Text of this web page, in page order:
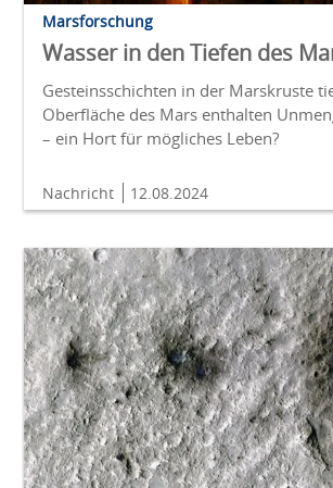
Marsforschung
Wasser in den Tiefen des
Gesteinsschichten in der Marskruste
Oberfläche des Mars enthalten
– ein Hort für mögliches Leben?
Nachricht 12.08.2024